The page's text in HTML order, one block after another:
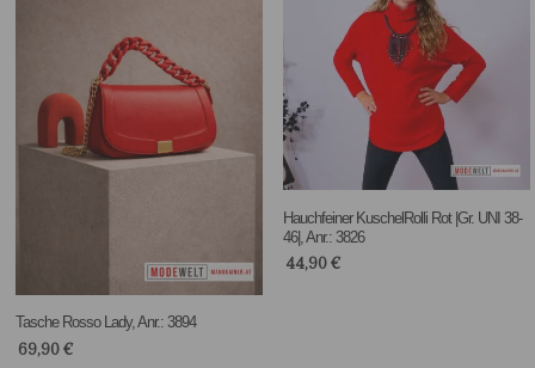
Tasche Rosso Lady, Anr.: 3894
69,90€
Hauchfeiner KuschelRolli Rot |Gr. UNI 38-
46|, Anr.: 3826
44,90€